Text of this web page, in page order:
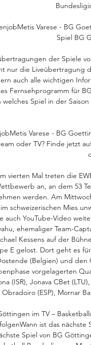
Varese - BG
Spiel BG
der Spiele
nur die Liveübertragung
auch alle wichtigen
Fernsehprogramm für
welches Spiel in der
Varese - BG
oder TV? Finde jetzt
vierten Mal treten die
an, an dem 53
werden. Am
schweizerischen Mies
auch YouTube-Video
ehemaliger Team-
Kessens auf der
E gelost. Dort geht es
(Belgien) und den
vorgelagerten
(ISR), Jonava CBet
Obradoiro (ESP), Mornar
im TV –
ist das nächste
Spiel von BG